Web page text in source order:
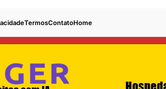
TermosContatoHome